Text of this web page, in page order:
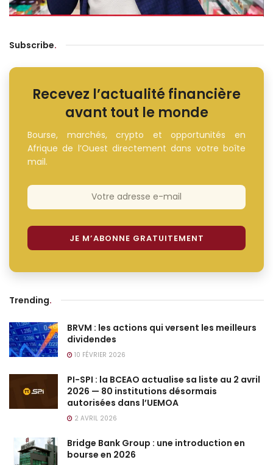
Subscribe.
Recevez l’actualité financière
avant tout le monde
Bourse, marchés, crypto et opportunités en
Afrique de l’Ouest directement dans votre boîte
mail.
Trending.
BRVM : les actions qui versent les meilleurs
dividendes
10 FÉVRIER 2026
PI-SPI : la BCEAO actualise sa liste au 2 avril
2026 — 80 institutions désormais
autorisées dans l’UEMOA
2 AVRIL 2026
Bridge Bank Group : une introduction en
bourse en 2026